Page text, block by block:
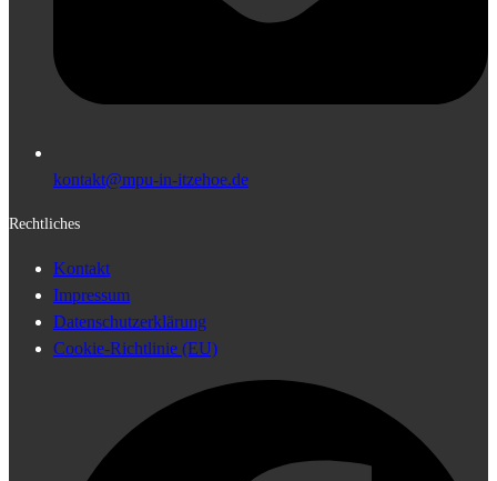
kontakt@mpu-in-itzehoe.de
Rechtliches
Kontakt
Impressum
Datenschutzerklärung
Cookie-Richtlinie (EU)